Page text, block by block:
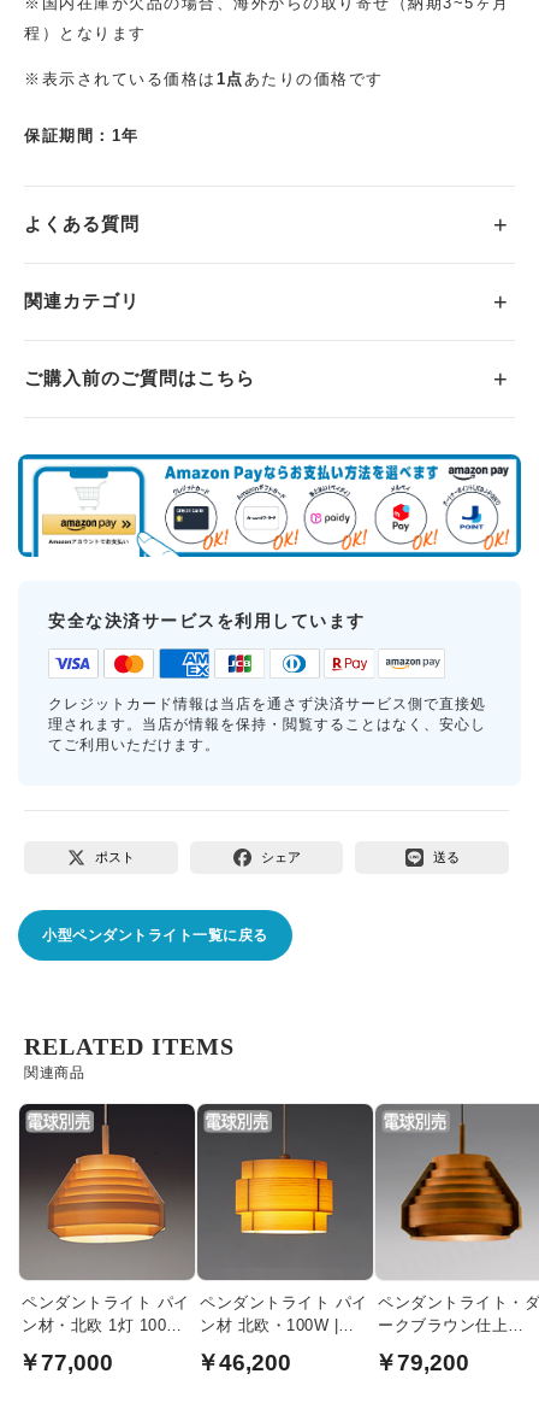
※国内在庫が欠品の場合、海外からの取り寄せ（納期3~5ヶ月
程）となります
※表示されている価格は 1点あたりの価格です
保証期間：1年
よくある質問
関連カテゴリ
ご購入前のご質問はこちら
安全な決済サービスを利用しています
クレジットカード情報は当店を通さず決済サービス側で直接処
理されます。当店が情報を保持・閲覧することはなく、安心し
てご利用いただけます。
ポスト シェア 送る
小型ペンダントライト一覧に戻る
関連商品
RELATED ITEMS
ペンダントライト パイ
ン材・北欧 1灯 100W |
￥77,000
ペンダントライト パイ
ン材 北欧・100W |
￥46,200
ペンダントライト・
ークブラウン仕上
ンプ
￥79,200